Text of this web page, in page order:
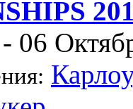
06
Карлоу